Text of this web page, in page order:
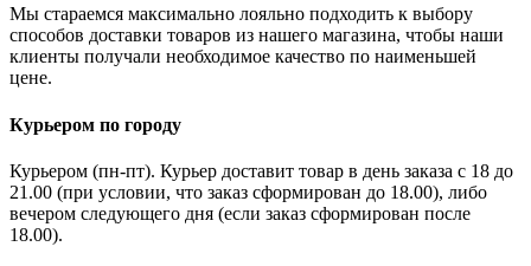
Мы стараемся максимально лояльно подходить к выбору
способов доставки товаров из нашего магазина, чтобы наши
клиенты получали необходимое качество по наименьшей
цене.
Курьером по городу
Курьером (пн-пт). Курьер доставит товар в день заказа с 18 до
21.00 (при условии, что заказ сформирован до 18.00), либо
вечером следующего дня (если заказ сформирован после
18.00).